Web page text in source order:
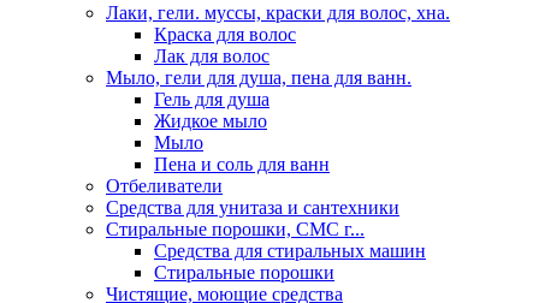
Лаки, гели. муссы, краски для волос, хна.
Краска для волос
Лак для волос
Мыло, гели для душа, пена для ванн.
Гель для душа
Жидкое мыло
Мыло
Пена и соль для ванн
Отбеливатели
Средства для унитаза и сантехники
Стиральные порошки, СМС г...
Средства для стиральных машин
Стиральные порошки
Чистящие, моющие средства